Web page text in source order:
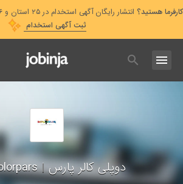
کارفرما هستید؟ انتشار رایگان آگهی استخدام در ۲۵ استان و ۲۶ دسته‌بندی شغلی
ثبت آگهی استخدام
دوپلی کالر پارس|
Duplicolorpars